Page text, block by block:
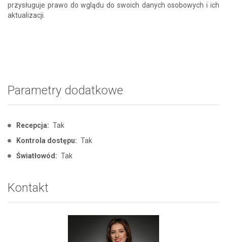
przysługuje prawo do wglądu do swoich danych osobowych i ich
aktualizacji.
Parametry dodatkowe
Recepcja: Tak
Kontrola dostępu: Tak
Światłowód: Tak
Kontakt